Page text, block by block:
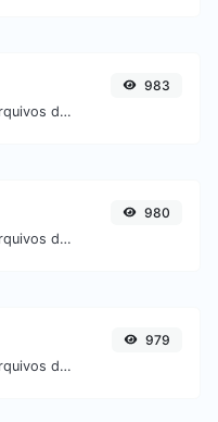
Converta facilmente arquivos de imagem ICO para PNG.
983
Converta facilmente arquivos de imagem GIF para JPG.
980
Converta facilmente arquivos de imagem BMP para JPG.
979